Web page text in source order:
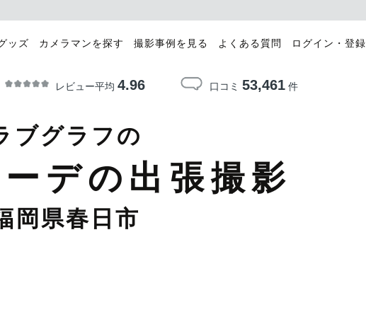
ッズ カメラマンを探す 撮影事例を見る よくある質問 ログイン・登録
レビュー平均 4.96 口コミ 53,461件
ブグラフの
デの出張撮影
岡県春日市